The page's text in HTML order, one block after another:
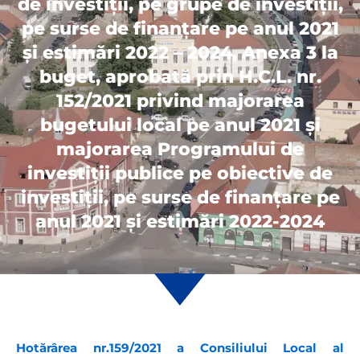
de investiţii, pe grupe de investiţii,
pe surse de finanţare pe anul 2021
şi estimări 2022 – 2024, Anexa 3 la
buget, aprobată prin H.C.L. nr.
152/2021 privind majorarea
bugetului local pe anul 2021 și
majorarea Programului de
investiții publice pe obiective de
investiții, pe surse de finanțare pe
anul 2021 și estimări 2022-2024
Hotărârea nr.159/2021 a Consiliului Local al